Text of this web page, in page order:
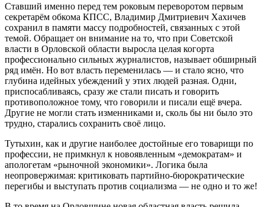
Ставший именно перед тем роковым переворотом первым
секретарём обкома КПСС, Владимир Дмитриевич Хахичев
сохранил в памяти массу подробностей, связанных с этой
темой. Обращает он внимание на то, что при Советской
власти в Орловской области выросла целая когорта
профессионально сильных журналистов, называет обширный
ряд имён. Но вот власть переменилась — и стало ясно, что
глубина идейных убеждений у этих людей разная. Одни,
приспосабливаясь, сразу же стали писать и говорить
противоположное тому, что говорили и писали ещё вчера.
Другие не могли стать изменниками и, сколь бы ни было это
трудно, старались сохранить своё лицо.
Тутыхин, как и другие наиболее достойные его товарищи по
профессии, не примкнул к новоявленным «демократам» и
апологетам «рыночной экономики». Логика была
неопровержимая: критиковать партийно-бюрократические
перегибы и выступать против социализма — не одно и то же!